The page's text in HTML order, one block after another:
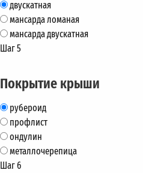
двускатная
мансарда ломаная
мансарда двускатная
Шаг 5
Покрытие крыши
рубероид
профлист
ондулин
металлочерепица
Шаг 6